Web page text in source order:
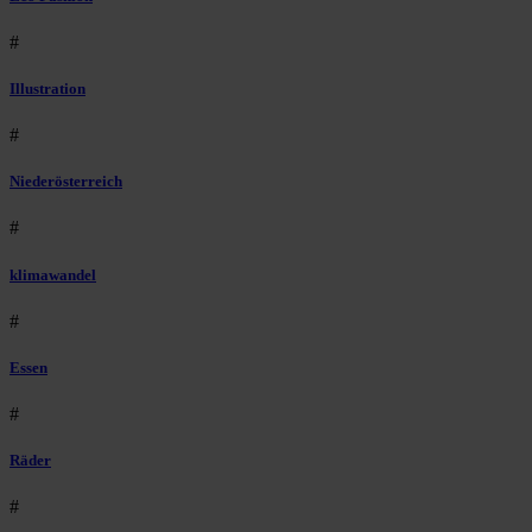
#
Illustration
#
Niederösterreich
#
klimawandel
#
Essen
#
Räder
#